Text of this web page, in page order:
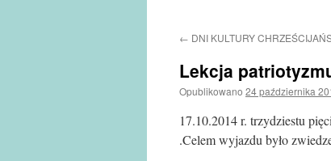
← DNI KULTURY
Lekcja
Opublikowano 24 października
17.10.2014 r. trzydziestu
.Celem wyjazdu było